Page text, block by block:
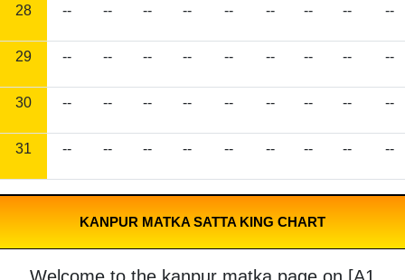
28 -- -- -- -- -- -- -- -- --
29 -- -- -- -- -- -- -- -- --
30 -- -- -- -- -- -- -- -- --
31 -- -- -- -- -- -- -- -- --
KANPUR MATKA SATTA KING CHART